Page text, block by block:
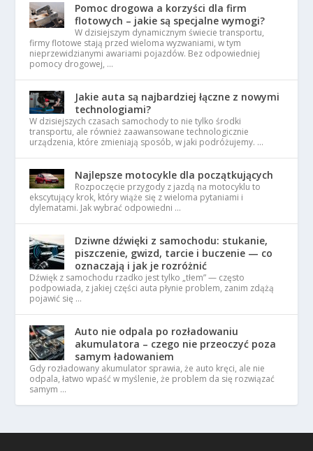
Pomoc drogowa a korzyści dla firm
flotowych – jakie są specjalne wymogi?
W dzisiejszym dynamicznym świecie transportu,
firmy flotowe stają przed wieloma wyzwaniami, w tym
nieprzewidzianymi awariami pojazdów. Bez odpowiedniej
pomocy drogowej, …
Jakie auta są najbardziej łączne z nowymi
technologiami?
W dzisiejszych czasach samochody to nie tylko środki
transportu, ale również zaawansowane technologicznie
urządzenia, które zmieniają sposób, w jaki podróżujemy. …
Najlepsze motocykle dla początkujących
Rozpoczęcie przygody z jazdą na motocyklu to
ekscytujący krok, który wiąże się z wieloma pytaniami i
dylematami. Jak wybrać odpowiedni …
Dziwne dźwięki z samochodu: stukanie,
piszczenie, gwizd, tarcie i buczenie — co
oznaczają i jak je rozróżnić
Dźwięk z samochodu rzadko jest tylko „tłem” — często
podpowiada, z jakiej części auta płynie problem, zanim zdążą
pojawić się …
Auto nie odpala po rozładowaniu
akumulatora – czego nie przeoczyć poza
samym ładowaniem
Gdy rozładowany akumulator sprawia, że auto kręci, ale nie
odpala, łatwo wpaść w myślenie, że problem da się rozwiązać
samym …